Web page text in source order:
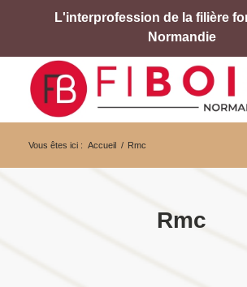
L'interprofession de la filière
Normandie
Vous êtes ici : Accueil / Rmc
Rmc